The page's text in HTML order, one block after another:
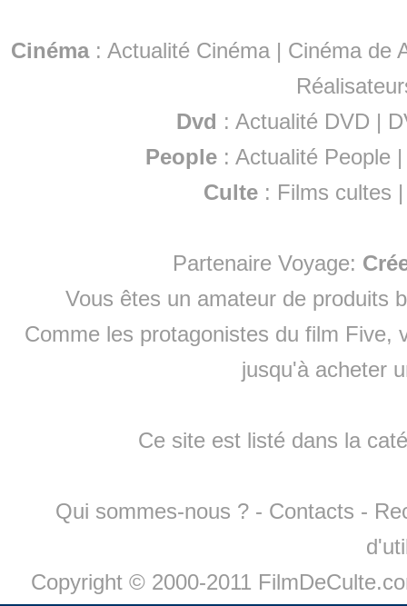
Cinéma: Actualité Cinéma | Cinéma de
Dvd : Actualité DVD |
People :Actualité People
Culte : Films cultes
Partenaire Voyage:
Vous êtes un amateur de produits
Comme les protagonistes du film Five,
jusqu'à acheter
Ce site est listé dans la
Qui sommes-nous ? - Contacts -
Copyright © 2000-2011